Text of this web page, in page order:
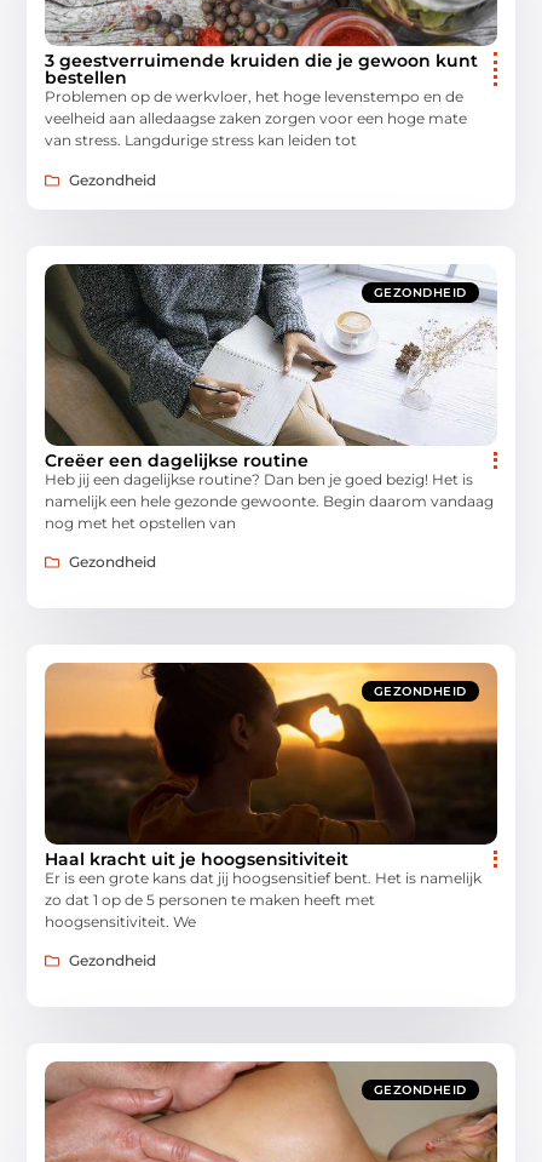
3 geestverruimende kruiden die je gewoon kunt
bestellen
Problemen op de werkvloer, het hoge levenstempo en de
veelheid aan alledaagse zaken zorgen voor een hoge mate
van stress. Langdurige stress kan leiden tot
Gezondheid
GEZONDHEID
Creëer een dagelijkse routine
Heb jij een dagelijkse routine? Dan ben je goed bezig! Het is
namelijk een hele gezonde gewoonte. Begin daarom vandaag
nog met het opstellen van
Gezondheid
GEZONDHEID
Haal kracht uit je hoogsensitiviteit
Er is een grote kans dat jij hoogsensitief bent. Het is namelijk
zo dat 1 op de 5 personen te maken heeft met
hoogsensitiviteit. We
Gezondheid
GEZONDHEID